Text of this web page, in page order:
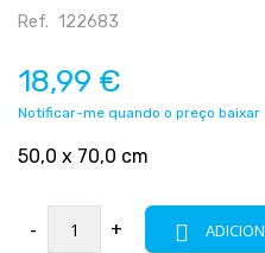
Ref. 122683
18,99 €
Notificar-me quando o preço baixar
50,0 x 70,0 cm
- +
imagens